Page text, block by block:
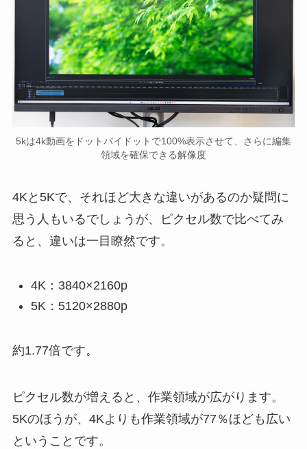
5kは4k動画をドットバイドットで100%表示させて、さらに編集
領域を確保できる解像度
4Kと5Kで、それほど大きな違いがあるのか疑問に
思う人もいるでしょうが、ピクセル数で比べてみ
ると、違いは一目瞭然です。
4K：3840×2160p
5K：5120×2880p
約1.77倍です。
ピクセル数が増えると、作業領域が広がります。
5Kのほうが、4Kよりも作業領域が77％ほども広い
ということです。